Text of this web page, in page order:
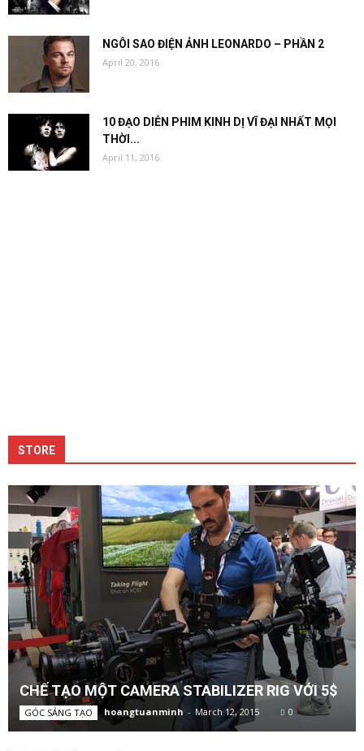
NGÔI SAO ĐIỆN ẢNH LEONARDO – PHẦN 2
April 20, 2016
10 ĐẠO DIỄN PHIM KINH DỊ VĨ ĐẠI NHẤT MỌI
THỜI...
April 11, 2016
STORE
CHẾ TẠO MỘT CAMERA STABILIZER RIG VỚI 5$
GÓC SÁNG TẠO hoangtuanminh - March 12, 2015 0